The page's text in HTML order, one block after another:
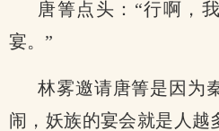
唐箐点头：“行啊，
宴。”
林雾邀请唐箐是因为
闹，妖族的宴会就是人越